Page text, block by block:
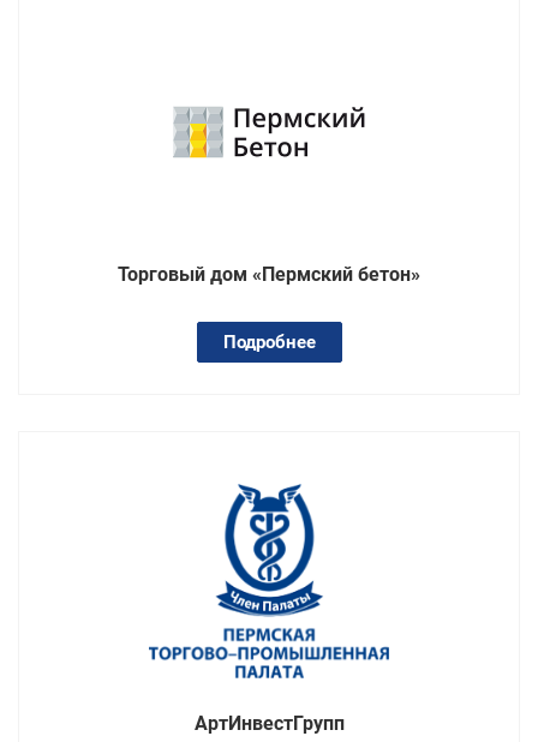
Торговый дом «Пермский бетон»
Подробнее
АртИнвестГрупп